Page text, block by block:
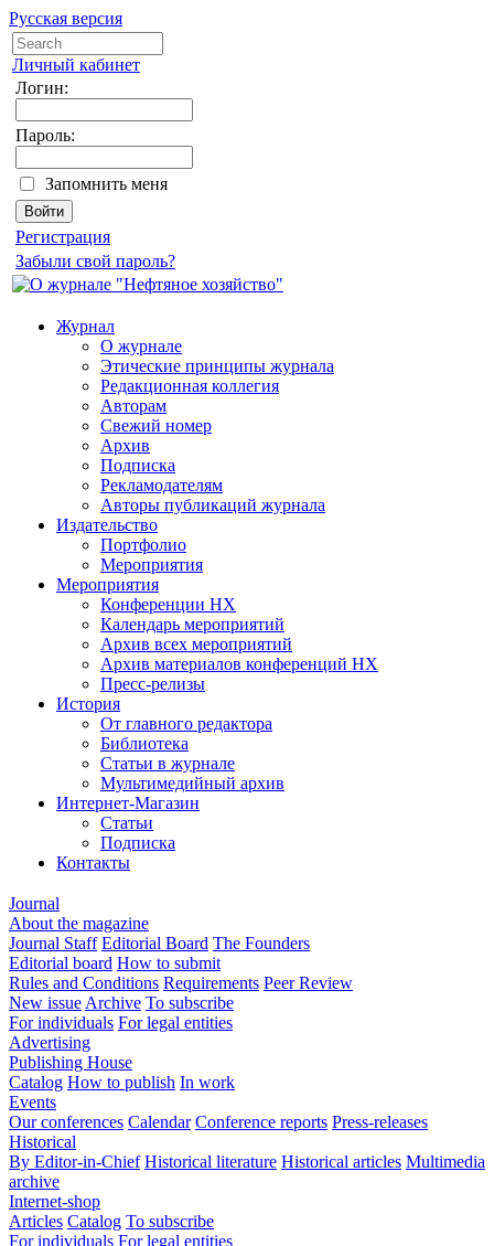
Русская версия
Личный кабинет
Логин:
Пароль:
Запомнить меня
Регистрация
Забыли свой пароль?
Журнал
О журнале
Этические принципы журнала
Редакционная коллегия
Авторам
Свежий номер
Архив
Подписка
Рекламодателям
Авторы публикаций журнала
Издательство
Портфолио
Мероприятия
Мероприятия
Конференции НХ
Календарь мероприятий
Архив всех мероприятий
Архив материалов конференций НХ
Пресс-релизы
История
От главного редактора
Библиотека
Статьи в журнале
Мультимедийный архив
Интернет-Магазин
Статьи
Подписка
Контакты
Journal
About the magazine
Journal Staff Editorial Board The Founders
Editorial board How to submit
Rules and Conditions Requirements Peer Review
New issue Archive To subscribe
For individuals For legal entities
Advertising
Publishing House
Catalog How to publish In work
Events
Our conferences Calendar Conference reports Press-releases
Historical
By Editor-in-Chief Historical literature Historical articles Multimedia
archive
Internet-shop
Articles Catalog To subscribe
For individuals For legal entities